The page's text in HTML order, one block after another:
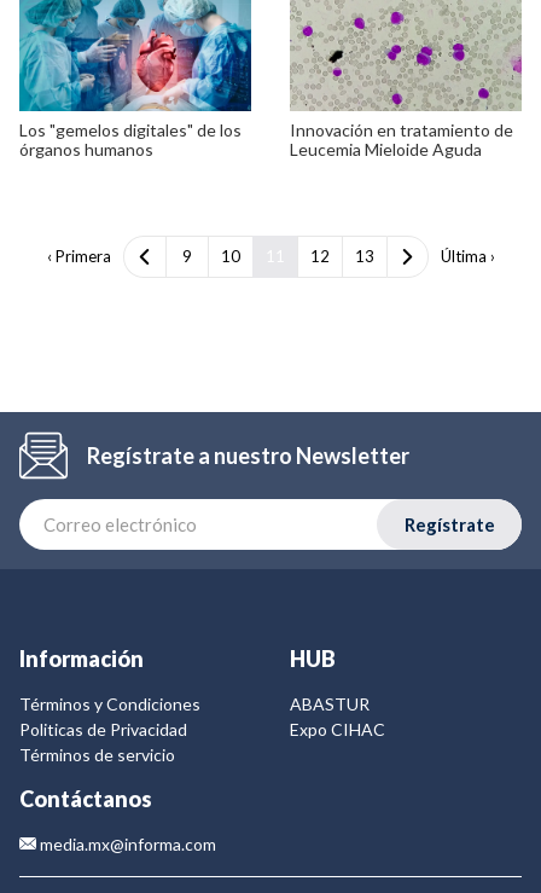
Los "gemelos digitales" de los
órganos humanos
Innovación en tratamiento de
Leucemia Mieloide Aguda
‹ Primera 9 10 12 13 Última ›
Regístrate a nuestro Newsletter
Regístrate
Información
Términos y Condiciones
Politicas de Privacidad
Términos de servicio
HUB
ABASTUR
Expo CIHAC
Contáctanos
media.mx@informa.com